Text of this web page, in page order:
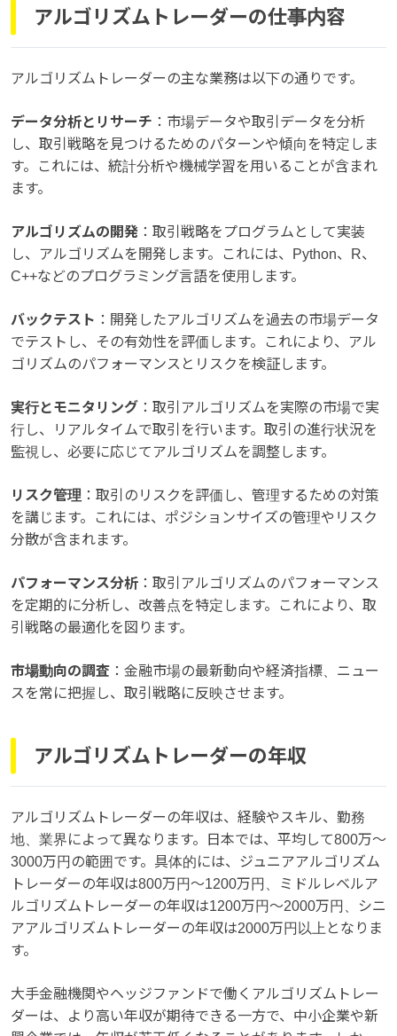
アルゴリズムトレーダーの仕事内容
アルゴリズムトレーダーの主な業務は以下の通りです。
データ分析とリサーチ ：市場データや取引データを分析
し、取引戦略を見つけるためのパターンや傾向を特定しま
す。これには、統計分析や機械学習を用いることが含まれ
ます。
アルゴリズムの開発 ：取引戦略をプログラムとして実装
し、アルゴリズムを開発します。これには、Python、R、
C++などのプログラミング言語を使用します。
バックテスト ：開発したアルゴリズムを過去の市場データ
でテストし、その有効性を評価します。これにより、アル
ゴリズムのパフォーマンスとリスクを検証します。
実行とモニタリング ：取引アルゴリズムを実際の市場で実
行し、リアルタイムで取引を行います。取引の進行状況を
監視し、必要に応じてアルゴリズムを調整します。
リスク管理 ：取引のリスクを評価し、管理するための対策
を講じます。これには、ポジションサイズの管理やリスク
分散が含まれます。
パフォーマンス分析 ：取引アルゴリズムのパフォーマンス
を定期的に分析し、改善点を特定します。これにより、取
引戦略の最適化を図ります。
市場動向の調査 ：金融市場の最新動向や経済指標、ニュー
スを常に把握し、取引戦略に反映させます。
アルゴリズムトレーダーの年収
アルゴリズムトレーダーの年収は、経験やスキル、勤務
地、業界によって異なります。日本では、平均して800万〜
3000万円の範囲です。具体的には、ジュニアアルゴリズム
トレーダーの年収は800万円〜1200万円、ミドルレベルア
ルゴリズムトレーダーの年収は1200万円〜2000万円、シニ
アアルゴリズムトレーダーの年収は2000万円以上となりま
す。
大手金融機関やヘッジファンドで働くアルゴリズムトレー
ダーは、より高い年収が期待できる一方で、中小企業や新